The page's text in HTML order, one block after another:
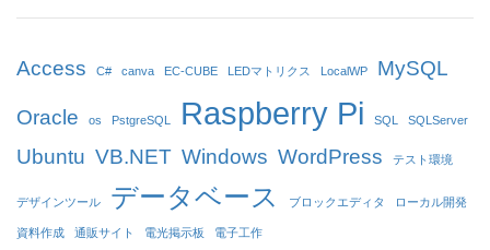
Access C# canva EC-CUBE LEDマトリクス LocalWP MySQL
Oracle os PstgreSQL Raspberry Pi SQL SQLServer
Ubuntu VB.NET Windows WordPress テスト環境
デザインツール データベース ブロックエディタ ローカル開発
資料作成 通販サイト 電光掲示板 電子工作